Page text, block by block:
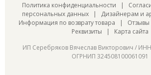
Политика конфиденциальности |
персональных данных | Дизайнерам и
Информация по возврату товара | Отзывы
Реквизиты | Карта сайта
ИП Серебряков Вячеслав Викторович /
ОГРНИП 324508100061091